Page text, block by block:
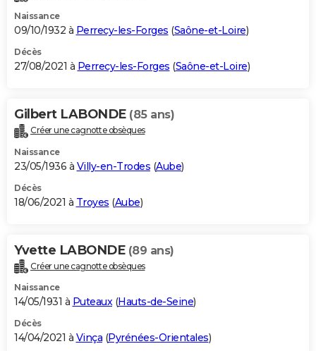
Naissance
09/10/1932 à Perrecy-les-Forges (Saône-et-Loire)
Décès
27/08/2021 à Perrecy-les-Forges (Saône-et-Loire)
Gilbert LABONDE (85 ans)
Créer une cagnotte obsèques
Naissance
23/05/1936 à Villy-en-Trodes (Aube)
Décès
18/06/2021 à Troyes (Aube)
Yvette LABONDE (89 ans)
Créer une cagnotte obsèques
Naissance
14/05/1931 à Puteaux(Hauts-de-Seine)
Décès
14/04/2021 à Vinça (Pyrénées-Orientales)